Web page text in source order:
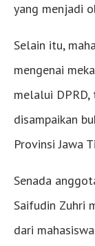
yang menjadi
Selain itu,
mengenai
melalui
disampaikan
Provinsi Jawa
Senada
Saifudin Zuhri
dari